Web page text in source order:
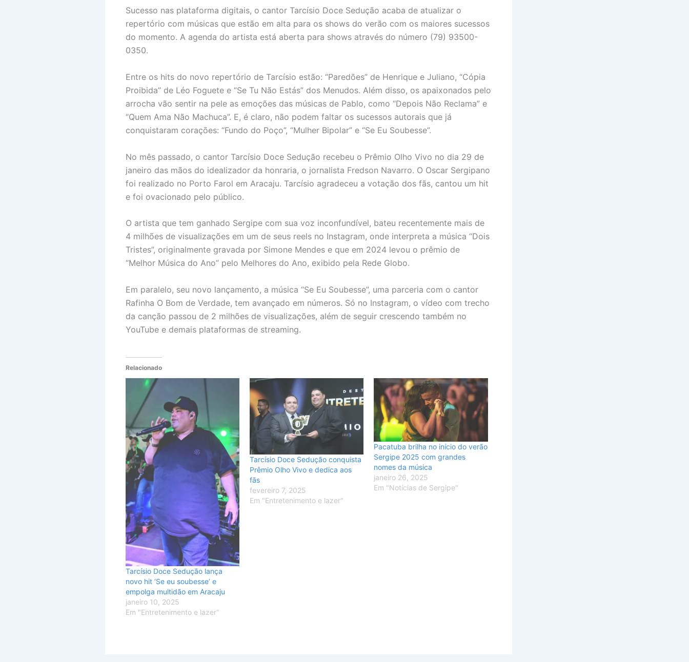
Sucesso nas plataforma digitais, o cantor Tarcísio Doce Sedução acaba de atualizar o
repertório com músicas que estão em alta para os shows do verão com os maiores sucessos
do momento. A agenda do artista está aberta para shows através do número (79) 93500-
0350.
Entre os hits do novo repertório de Tarcísio estão: “Paredões” de Henrique e Juliano, “Cópia
Proibida” de Léo Foguete e “Se Tu Não Estás” dos Menudos. Além disso, os apaixonados pelo
arrocha vão sentir na pele as emoções das músicas de Pablo, como “Depois Não Reclama” e
“Quem Ama Não Machuca”. E, é claro, não podem faltar os sucessos autorais que já
conquistaram corações: “Fundo do Poço”, “Mulher Bipolar” e “Se Eu Soubesse”.
No mês passado, o cantor Tarcísio Doce Sedução recebeu o Prêmio Olho Vivo no dia 29 de
janeiro das mãos do idealizador da honraria, o jornalista Fredson Navarro. O Oscar Sergipano
foi realizado no Porto Farol em Aracaju. Tarcísio agradeceu a votação dos fãs, cantou um hit
e foi ovacionado pelo público.
O artista que tem ganhado Sergipe com sua voz inconfundível, bateu recentemente mais de
4 milhões de visualizações em um de seus reels no Instagram, onde interpreta a música “Dois
Tristes”, originalmente gravada por Simone Mendes e que em 2024 levou o prêmio de
“Melhor Música do Ano” pelo Melhores do Ano, exibido pela Rede Globo.
Em paralelo, seu novo lançamento, a música “Se Eu Soubesse”, uma parceria com o cantor
Rafinha O Bom de Verdade, tem avançado em números. Só no Instagram, o vídeo com trecho
da canção passou de 2 milhões de visualizações, além de seguir crescendo também no
YouTube e demais plataformas de streaming.
Relacionado
Tarcísio Doce Sedução lança
novo hit ‘Se eu soubesse’ e
empolga multidão em Aracaju
janeiro 10, 2025
Em "Entretenimento e lazer"
Tarcísio Doce Sedução conquista
Prêmio Olho Vivo e dedica aos
fãs
fevereiro 7, 2025
Em "Entretenimento e lazer"
Pacatuba brilha no início do verão
Sergipe 2025 com grandes
nomes da música
janeiro 26, 2025
Em "Notícias de Sergipe"